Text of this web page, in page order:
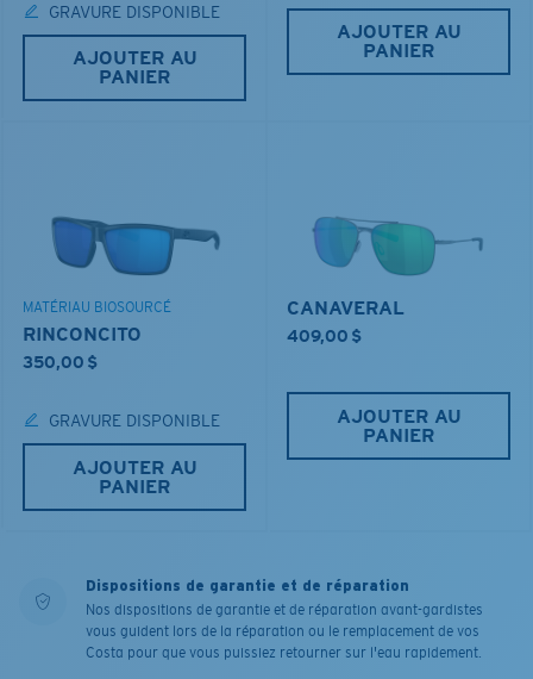
GRAVURE DISPONIBLE
AJOUTER AU
PANIER
AJOUTER AU
PANIER
MATÉRIAU BIOSOURCÉ
RINCONCITO
350,00 $
GRAVURE DISPONIBLE
AJOUTER AU
PANIER
CANAVERAL
409,00 $
AJOUTER AU
PANIER
Dispositions de garantie et de réparation
Nos dispositions de garantie et de réparation avant-gardistes
vous guident lors de la réparation ou le remplacement de vos
Costa pour que vous puissiez retourner sur l'eau rapidement.